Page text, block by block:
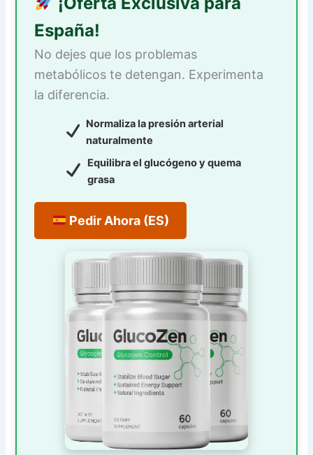
España!
No dejes que los problemas
metabólicos te detengan. Experimenta
la diferencia.
Normaliza la presión arterial
naturalmente
Equilibra el glucógeno y quema
grasa
Pedir Ahora (ES)